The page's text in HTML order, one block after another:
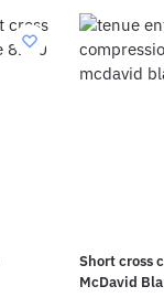
Short cross
McDavid